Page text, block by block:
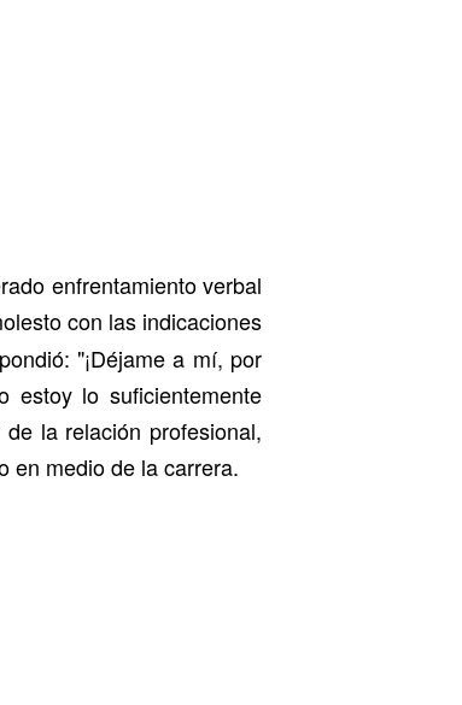
enfrentamiento verbal
con las indicaciones
"¡Déjame a mí, por
estoy lo suficientemente
la relación profesional,
en medio de la carrera.